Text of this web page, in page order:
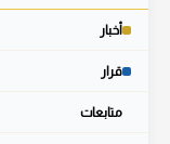
أخبار
قرار
متابعات